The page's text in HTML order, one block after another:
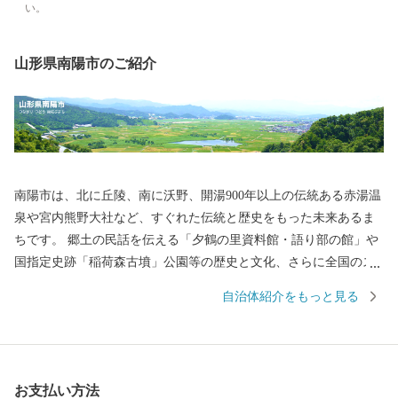
い。
山形県南陽市のご紹介
南陽市は、北に丘陵、南に沃野、開湯900年以上の伝統ある赤湯温
泉や宮内熊野大社など、すぐれた伝統と歴史をもった未来あるま
ちです。 郷土の民話を伝える「夕鶴の里資料館・語り部の館」や
国指定史跡「稲荷森古墳」公園等の歴史と文化、さらに全国のス
の健康増進を図る「中央花公園(市民体育館)」などの地域文化を大
自治体紹介をもっと見る
お支払い方法